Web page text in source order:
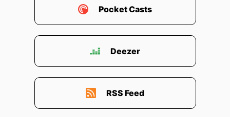
00:02:16: Und die meisten der Zeit sind nicht
00:02:22: Demand ist ein Leben.
Momenten, wenn eine Situation erscheint oder
ein Problem mitspricht oder ein Nehmen
plötzlich real wird.
Pocket Casts
Deezer
RSS Feed